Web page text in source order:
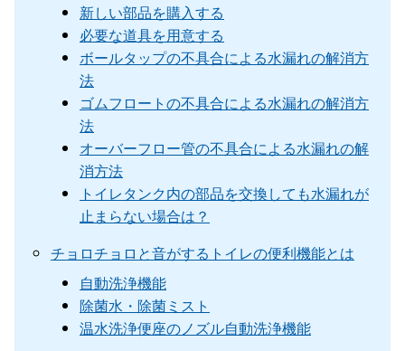
新しい部品を購入する
必要な道具を用意する
ボールタップの不具合による水漏れの解消方
法
ゴムフロートの不具合による水漏れの解消方
法
オーバーフロー管の不具合による水漏れの解
消方法
トイレタンク内の部品を交換しても水漏れが
止まらない場合は？
チョロチョロと音がするトイレの便利機能とは
自動洗浄機能
除菌水・除菌ミスト
温水洗浄便座のノズル自動洗浄機能